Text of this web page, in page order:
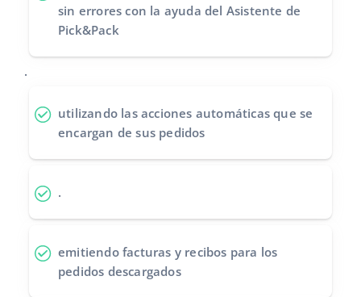
sin errores con la ayuda del Asistente de
Pick&Pack
.
utilizando las acciones automáticas que se
encargan de sus pedidos
.
emitiendo facturas y recibos para los
pedidos descargados